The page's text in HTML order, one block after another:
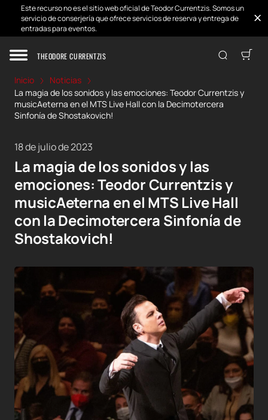
Este recurso no es el sitio web oficial de Teodor Currentzis. Somos un
servicio de conserjería que ofrece servicios de reserva y entrega de
entradas para eventos.
THEODORE CURRENTZIS
Inicio
Noticias
La magia de los sonidos y las emociones: Teodor Currentzis y
musicAeterna en el MTS Live Hall con la Decimotercera
Sinfonía de Shostakovich!
18 de julio de 2023
La magia de los sonidos y las
emociones: Teodor Currentzis y
musicAeterna en el MTS Live Hall
con la Decimotercera Sinfonía de
Shostakovich!